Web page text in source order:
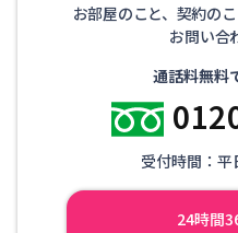
お部屋のこと、契約の
お問い合
通話料無料
受付時間：
24時間